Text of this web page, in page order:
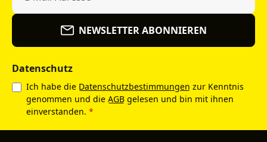
NEWSLETTER ABONNIEREN
Datenschutz
Ich habe die Datenschutzbestimmungen zur Kenntnis
genommen und die AGB gelesen und bin mit ihnen
einverstanden. *